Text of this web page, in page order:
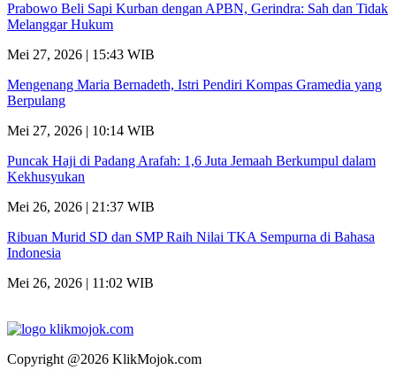
Prabowo Beli Sapi Kurban dengan APBN, Gerindra: Sah dan Tidak
Mengenang Maria Bernadeth, Istri Pendiri Kompas Gramedia yang
Puncak Haji di Padang Arafah: 1,6 Juta Jemaah Berkumpul dalam
Ribuan Murid SD dan SMP Raih Nilai TKA Sempurna di Bahasa